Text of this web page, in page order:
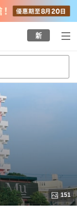
新
151